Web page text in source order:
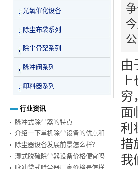
由
穷
面
利
措
我
光氧催化设备
除尘布袋系列
除尘骨架系列
脉冲阀系列
卸料器系列
行业资讯
脉冲式除尘器的特点
介绍一下单机除尘设备的优点和...
除尘器设备发展前景怎么样？
湿式脱硫除尘器设备价格便宜吗...
脉冲袋式除尘器厂家价格是怎样...